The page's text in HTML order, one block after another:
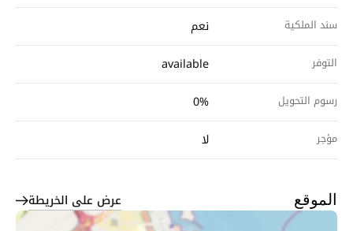
سند الملكية نعم
التوفر available
رسوم التحويل 0%
مؤجر لا
الموقع عرض على الخريطة